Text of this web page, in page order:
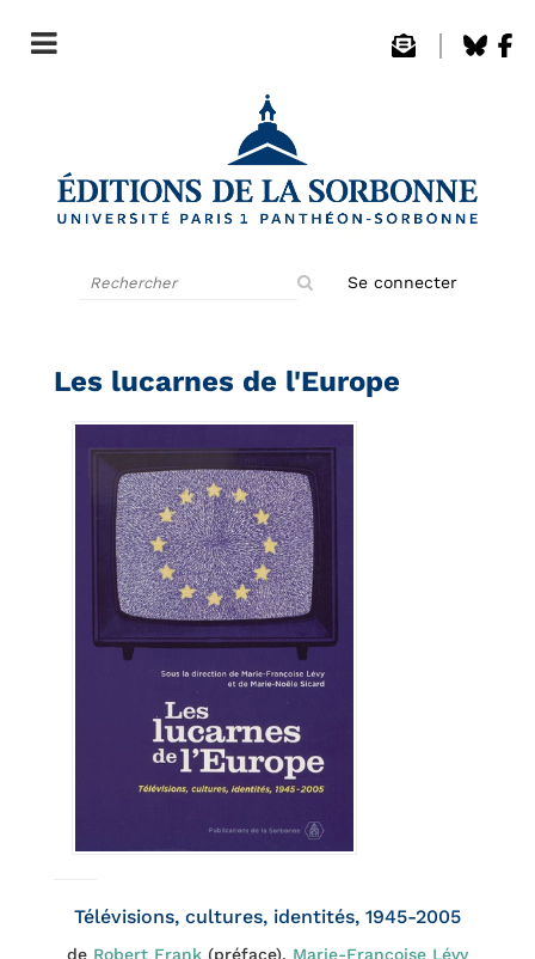
Se connecter
Les lucarnes de l'Europe
Télévisions, cultures, identités, 1945-2005
de Robert Frank (préface), Marie-Françoise Lévy